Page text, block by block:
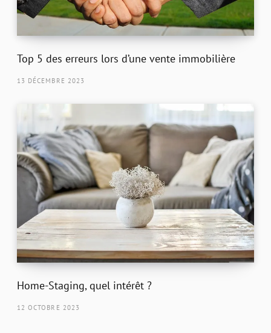
Top 5 des erreurs lors d’une vente immobilière
13 DÉCEMBRE 2023
Home-Staging, quel intérêt ?
12 OCTOBRE 2023